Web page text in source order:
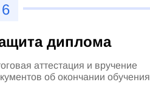
6
диплома
аттестация и вручение
об окончании обучения